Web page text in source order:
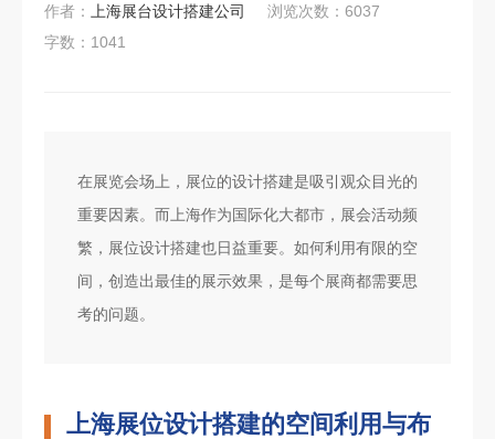
作者：
上海展台设计搭建公司
浏览次数：6037
字数：1041
在展览会场上，展位的设计搭建是吸引观众目光的
重要因素。而上海作为国际化大都市，展会活动频
繁，展位设计搭建也日益重要。如何利用有限的空
间，创造出最佳的展示效果，是每个展商都需要思
考的问题。
上海展位设计搭建的空间利用与布